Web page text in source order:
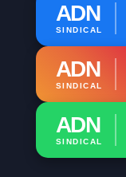
ADN
SINDICAL
ADN
SINDICAL
ADN
SINDICAL